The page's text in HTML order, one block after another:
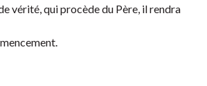
vérité, qui procède du Père, il rendra